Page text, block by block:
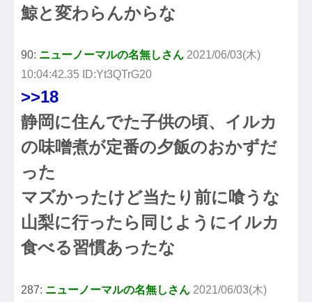
鯨と変わらんからな
90: ニューノーマルの名無しさん 2021/06/03(木)
10:04:42.35 ID:Yt3QTrG20
>>18
静岡に住んでた子供の頃、イルカ
の味噌煮が定番の夕飯のおかずだ
った
マズかったけど当たり前に喰うな
山梨に行ったら同じようにイルカ
食べる習慣あったな
287: ニューノーマルの名無しさん 2021/06/03(木)